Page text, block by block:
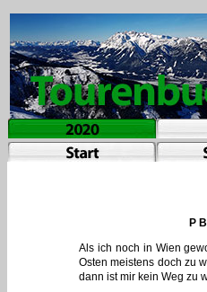
P
Als ich noch in Wien
Osten meistens doch zu
dann ist mir kein Weg zu